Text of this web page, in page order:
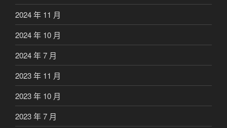
2024 年 11 月
2024 年 10 月
2024 年 7 月
2023 年 11 月
2023 年 10 月
2023 年 7 月